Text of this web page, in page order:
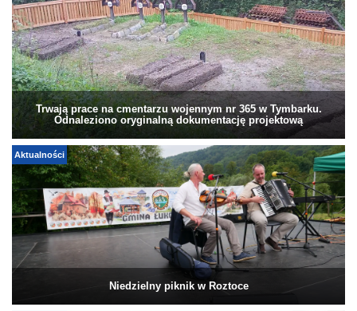
Trwają prace na cmentarzu wojennym nr 365 w Tymbarku.
Odnaleziono oryginalną dokumentację projektową
Aktualności
Niedzielny piknik w Roztoce